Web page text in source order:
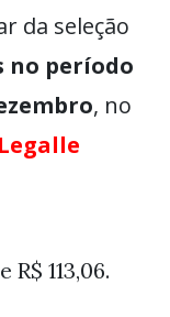
da seleção
no período
, no
Legalle
113,06.